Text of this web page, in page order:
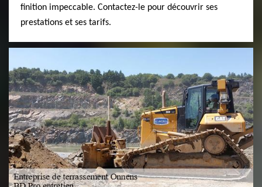
finition impeccable. Contactez-le pour découvrir ses
prestations et ses tarifs.